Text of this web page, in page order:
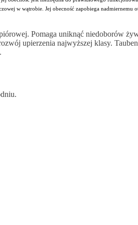
w wątrobie. Jej obecność zapobiega
Pomaga uniknąć niedoborów
upierzenia najwyższej klasy.